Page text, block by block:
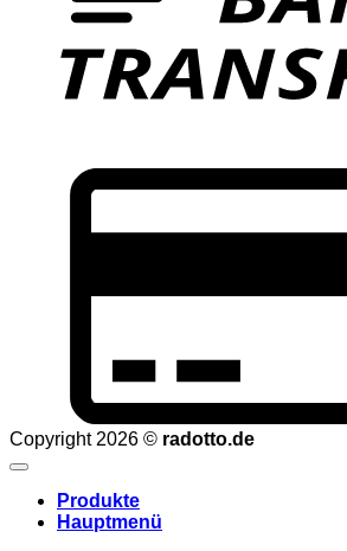
Copyright 2026 © radotto.de
Produkte
Hauptmenü